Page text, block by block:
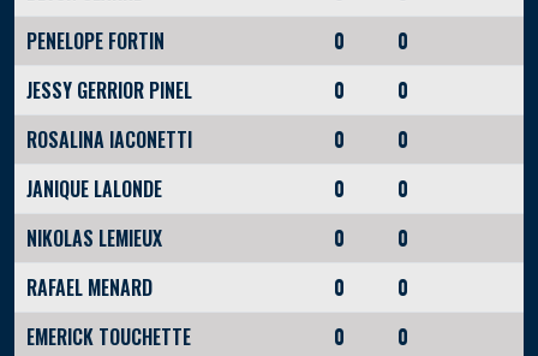
PENELOPE FORTIN
0
0
JESSY GERRIOR PINEL
0
0
ROSALINA IACONETTI
0
0
JANIQUE LALONDE
0
0
NIKOLAS LEMIEUX
0
0
RAFAEL MENARD
0
0
EMERICK TOUCHETTE
0
0